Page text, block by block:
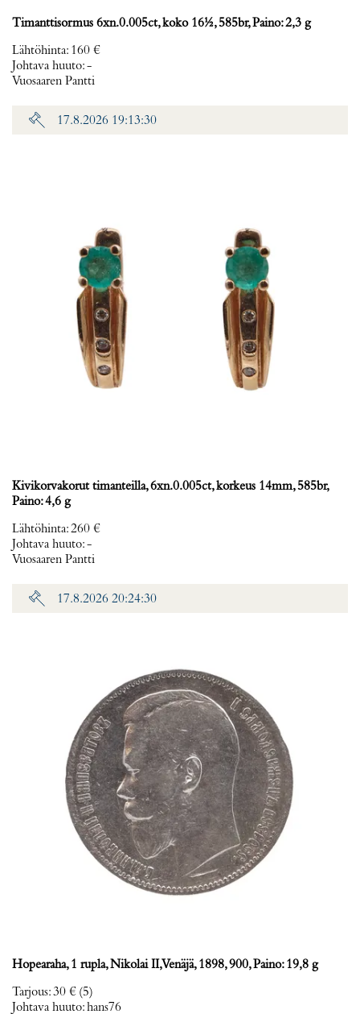
Timanttisormus 6xn.0.005ct, koko 16½, 585br, Paino: 2,3 g
Lähtöhinta: 160 €
Johtava huuto:-
Vuosaaren Pantti
17.8.2026 19:13:30
Kivikorvakorut timanteilla, 6xn.0.005ct, korkeus 14mm, 585br,
Paino: 4,6 g
Lähtöhinta:260 €
Johtava huuto:-
Vuosaaren Pantti
17.8.2026 20:24:30
Hopearaha, 1 rupla, Nikolai II, Venäjä, 1898, 900, Paino: 19,8 g
Tarjous:30 € (5)
Johtava huuto:hans76